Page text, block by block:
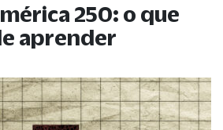
250: o que
aprender